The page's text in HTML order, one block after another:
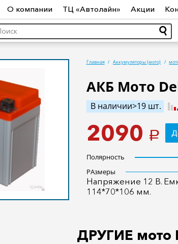
Шины Диски
Садовая техника Инструмент Лодки и
О компании ТЦ «Автолайн» Акции
Главная Аккумуляторы (мото)
АКБ Мото
В наличии>19 шт.
2090 a
Полярность
РАзмеры
Напряжение 12 В.
114*70*106 мм.
ДРУГИЕ мото